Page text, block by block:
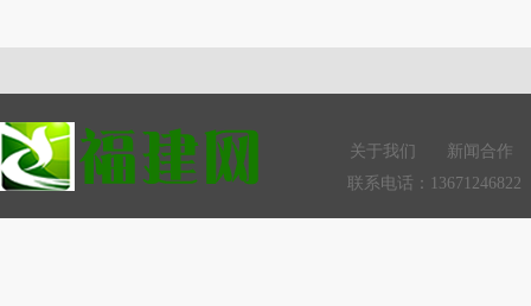
关于我们
新闻合作
联系电话：